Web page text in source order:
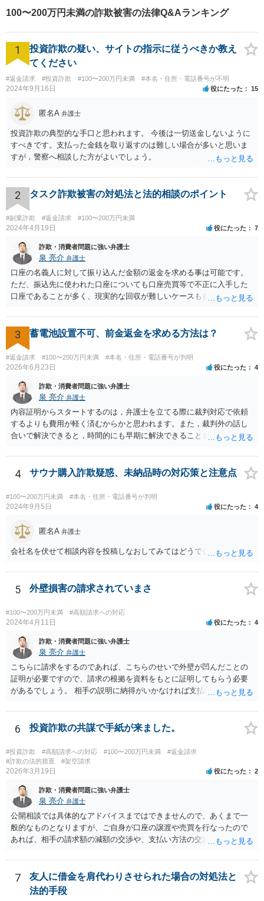
ます。 このような可能性が排除できない限り、故意の立証にはハード
たり、仕入時にアフター加工済みの商品であることを見抜くことがで
きなかったりしたといったことは通常は想定しにくいことから、かか
情ではないかと思います。 さらに、鑑定書が添付されていることや、
的な事情を総合的に考慮すると、販売者がアフター加工の事実を認識
していた可能性はそれなりに高く、詐欺の故意を疑わせる状況がある
ように思います。 他にも同様の被害者がいる場合は、弁護士に共同で
依頼して刑事告訴を行うことによって、証拠価値が高まり、また、弁
護士費用の面においても分担が可能となるため、現実的な対応策とし
100〜200万円未満の詐欺被害の法律Q&Aランキング
1
投資詐欺の疑い、サイトの指示に従うべきか教え
てください
#返金請求 #投資詐欺 #100〜200万円未満 #本名・住所・電話番号が不明
2024年9月16日 役にたった 15
匿名A 弁護士
投資詐欺の典型的な手口と思われます。 今後は一切送金しないように
すべきです。支払った金銭を取り返すのは難しい場合が多いと思いま
すが，警察へ相談した方がよいでしょう。
2 タスク詐欺被害の対処法と法的相談のポイント
#副業詐欺 #返金請求 #100〜200万円未満
2024年4月19日 役にたった 7
詐欺・消費者問題に強い弁護士
泉 亮介 弁護士
口座の名義人に対して振り込んだ金額の返金を求める事は可能です。
ただ、振込先に使われた口座についても口座売買等で不正に入手した
口座であることが多く、現実的な回収が難しいケースも多いでしょ
3 蓄電池設置不可、前金返金を求める方法は？
#返金請求 #100〜200万円未満 #本名・住所・電話番号が判明
2026年6月23日 役にたった 4
詐欺・消費者問題に強い弁護士
泉 亮介 弁護士
内容証明からスタートするのは，弁護士を立てる際に裁判対応で依頼
するよりも費用が軽く済むからかと思われます。また，裁判外の話し
合いで解決できると，時間的にも早期に解決できることも見込めま
スもあり，その場合は裁判手続きから始めることとなるかと思われま
す。 支払督促については異議を出されると通常訴訟へ移行するため，
った方が良いでしょう。
4 サウナ購入詐欺疑惑、未納品時の対応策と注意点
#100〜200万円未満 #本名・住所・電話番号が判明
2024年9月5日 役にたった 4
匿名A 弁護士
会社名を伏せて相談内容を投稿しなおしてみてはどうでしょうか？
5 外壁損害の請求されていまさ
#100〜200万円未満 #高額請求への対応
2024年4月11日 役にたった 4
詐欺・消費者問題に強い弁護士
泉 亮介 弁護士
こちらに請求をするのであれば、こちらのせいで外壁が凹んだことの
証明が必要ですので、請求の根拠を資料をもとに証明してもらう必要
があるでしょう。 相手の説明に納得がいかなければ支払い義務がある
6 投資詐欺の共謀で手紙が来ました。
#投資詐欺 #高額請求への対応 #100〜200万円未満
#返金請求
#詐欺の法的措置
#架空請求
2026年3月19日 役にたった 2
詐欺・消費者問題に強い弁護士
泉 亮介 弁護士
公開相談では具体的なアドバイスまではできませんので、あくまで一
般的なものとなりますが、ご自身が口座の譲渡や売買を行なったので
あれば、相手の請求額の減額の交渉や、支払い方法の交渉をしていく
7
友人に借金を肩代わりさせられた場合の対処法と
法的手段